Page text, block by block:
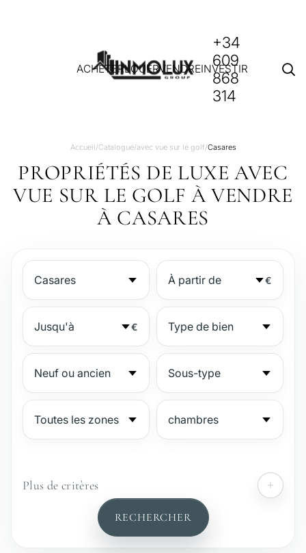
ACHETERLOUERVENDREINVESTIR
+34
609
868
314
Accueil/Catalogue/avec vue sur le golf/Casares
PROPRIÉTÉS DE LUXE AVEC
VUE SUR LE GOLF À VENDRE
À CASARES
€
€
№
Plus de critères
RECHERCHER